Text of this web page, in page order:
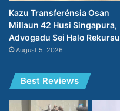
Kazu Transferénsia Osan
Millaun 42 Husi Singapura,
Advogadu Sei Halo Rekursu
August 5, 2026
Best Reviews